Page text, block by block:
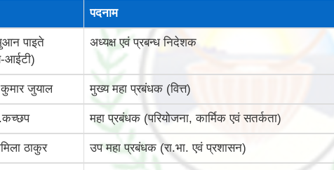
पदनाम
पाइते
अध्यक्ष एवं प्रबन्ध निदेशक
जुयाल मुख्‍य महा प्रबंधक (वित्त)
महा प्रबंधक (परियोजना, कार्मिक एवं सतर्कता)
ठाकुर उप महा प्रबंधक (रा.भा. एवं प्रशासन)